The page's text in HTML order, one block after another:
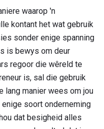
waarop 'n
kontant het wat gebruik
sonder enige spanning
is bewys om deur
regoor die wêreld te
is, sal die gebruik
lang manier wees om jou
soort onderneming
dat besigheid alles